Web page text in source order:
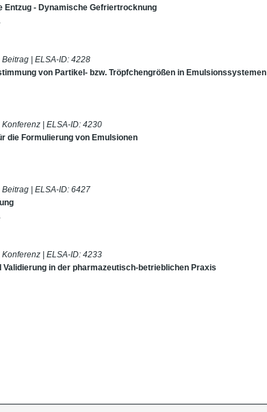
Entzug - Dynamische Gefriertrocknung
| ELSA-ID:4228
von Partikel- bzw. Tröpfchengrößen in Emulsionssystemen
| ELSA-ID:4230
die Formulierung von Emulsionen
| ELSA-ID:6427
| ELSA-ID:4233
Validierung in der pharmazeutisch-betrieblichen Praxis